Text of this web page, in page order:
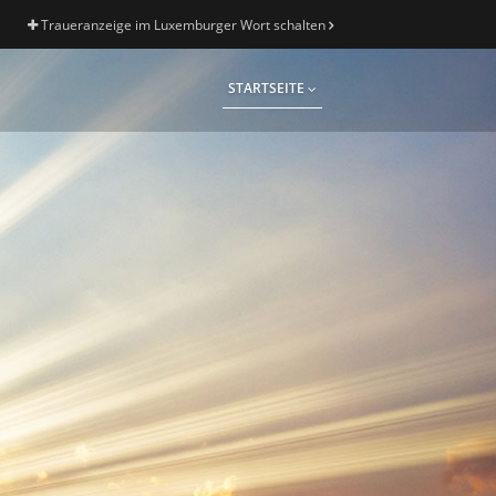
Traueranzeige im Luxemburger Wort schalten
STARTSEITE